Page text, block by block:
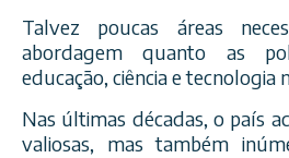
Talvez poucas áreas
abordagem quanto as
educação, ciência e tecnologia
Nas últimas décadas, o país
valiosas, mas também